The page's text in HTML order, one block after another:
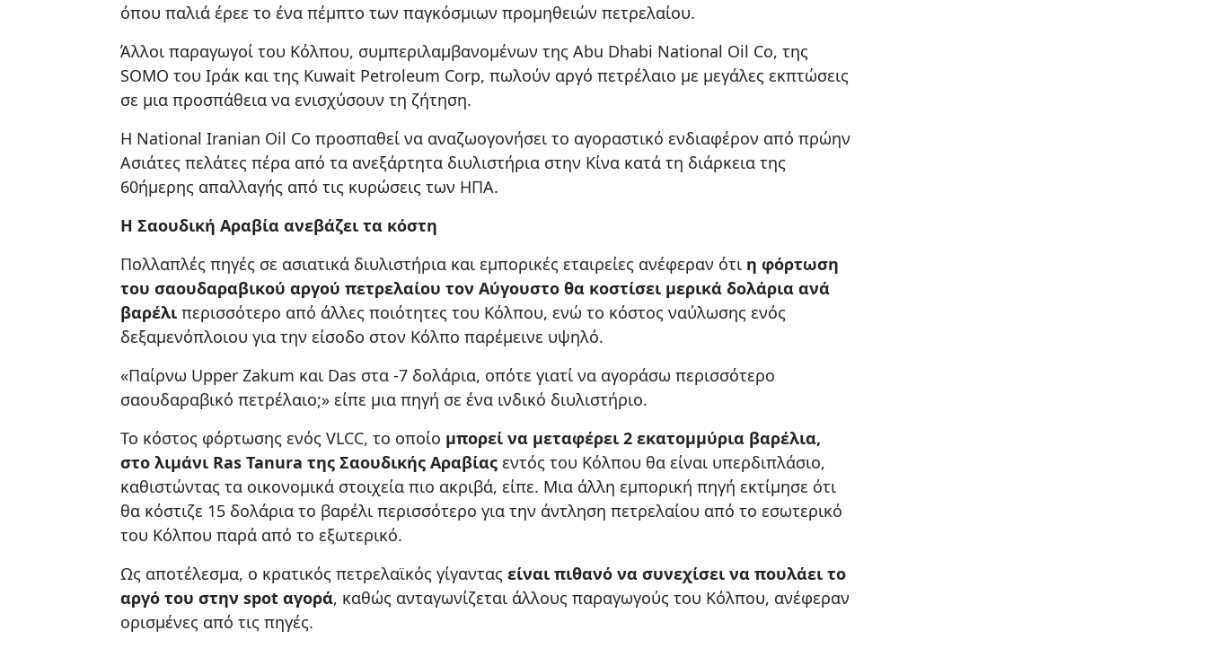
όπου παλιά έρεε το ένα πέμπτο των παγκόσμιων προμηθειών πετρελαίου.
Άλλοι παραγωγοί του Κόλπου, συμπεριλαμβανομένων της Abu Dhabi National Oil Co, της
SOMO του Ιράκ και της Kuwait Petroleum Corp, πωλούν αργό πετρέλαιο με μεγάλες εκπτώσεις
σε μια προσπάθεια να ενισχύσουν τη ζήτηση.
Η National Iranian Oil Co προσπαθεί να αναζωογονήσει το αγοραστικό ενδιαφέρον από πρώην
Ασιάτες πελάτες πέρα ​​από τα ανεξάρτητα διυλιστήρια στην Κίνα κατά τη διάρκεια της
60ήμερης απαλλαγής από τις κυρώσεις των ΗΠΑ.
Η Σαουδική Αραβία ανεβάζει τα κόστη
Πολλαπλές πηγές σε ασιατικά διυλιστήρια και εμπορικές εταιρείες ανέφεραν ότι η φόρτωση
του σαουδαραβικού αργού πετρελαίου τον Αύγουστο θα κοστίσει μερικά δολάρια ανά
βαρέλι περισσότερο από άλλες ποιότητες του Κόλπου, ενώ το κόστος ναύλωσης ενός
δεξαμενόπλοιου για την είσοδο στον Κόλπο παρέμεινε υψηλό.
«Παίρνω Upper Zakum και Das στα -7 δολάρια, οπότε γιατί να αγοράσω περισσότερο
σαουδαραβικό πετρέλαιο;» είπε μια πηγή σε ένα ινδικό διυλιστήριο.
Το κόστος φόρτωσης ενός VLCC, το οποίο μπορεί να μεταφέρει 2 εκατομμύρια βαρέλια,
στο λιμάνι Ras Tanura της Σαουδικής Αραβίας εντός του Κόλπου θα είναι υπερδιπλάσιο,
καθιστώντας τα οικονομικά στοιχεία πιο ακριβά, είπε. Μια άλλη εμπορική πηγή εκτίμησε ότι
θα κόστιζε 15 δολάρια το βαρέλι περισσότερο για την άντληση πετρελαίου από το εσωτερικό
του Κόλπου παρά από το εξωτερικό.
Ως αποτέλεσμα, ο κρατικός πετρελαϊκός γίγαντας είναι πιθανό να συνεχίσει να πουλάει το
αργό του στην spot αγορά, καθώς ανταγωνίζεται άλλους παραγωγούς του Κόλπου, ανέφεραν
ορισμένες από τις πηγές.